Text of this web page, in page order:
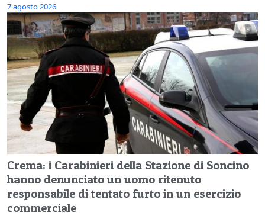
7 agosto 2026
Crema: i Carabinieri della Stazione di Soncino
hanno denunciato un uomo ritenuto
responsabile di tentato furto in un esercizio
commerciale